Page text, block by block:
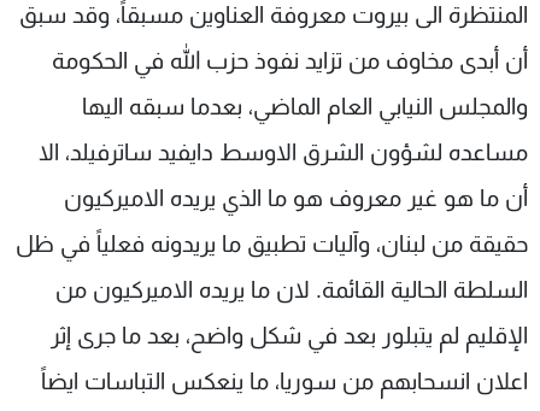
المنتظرة الى بيروت معروفة العناوين مسبقاً، وقد سبق
أن أبدى مخاوف من تزايد نفوذ حزب الله في الحكومة
والمجلس النيابي العام الماضي، بعدما سبقه اليها
مساعده لشؤون الشرق الاوسط دايفيد ساترفيلد، الا
أن ما هو غير معروف هو ما الذي يريده الاميركيون
حقيقة من لبنان، وآليات تطبيق ما يريدونه فعلياً في ظل
السلطة الحالية القائمة. لان ما يريده الاميركيون من
الإقليم لم يتبلور بعد في شكل واضح، بعد ما جرى إثر
اعلان انسحابهم من سوريا، ما ينعكس التباسات ايضاً